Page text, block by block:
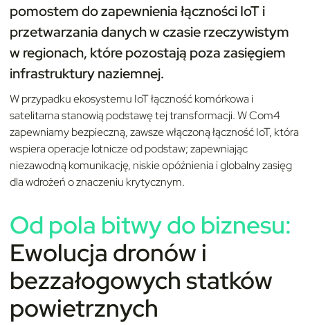
pomostem do zapewnienia łączności IoT i
przetwarzania danych w czasie rzeczywistym
w regionach, które pozostają poza zasięgiem
infrastruktury naziemnej.
W przypadku ekosystemu IoT łączność komórkowa i
satelitarna stanowią podstawę tej transformacji. W Com4
zapewniamy bezpieczną, zawsze włączoną łączność IoT, która
wspiera operacje lotnicze od podstaw; zapewniając
niezawodną komunikację, niskie opóźnienia i globalny zasięg
dla wdrożeń o znaczeniu krytycznym.
Od pola bitwy do biznesu:
Ewolucja dronów i
bezzałogowych statków
powietrznych